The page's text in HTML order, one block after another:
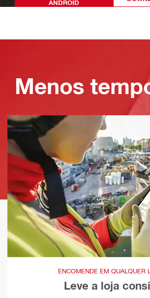
ANDROID
Menos
ENCOMENDE EM QUALQUER
Leve a loja